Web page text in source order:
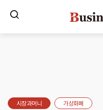
시장과머니 가상화폐